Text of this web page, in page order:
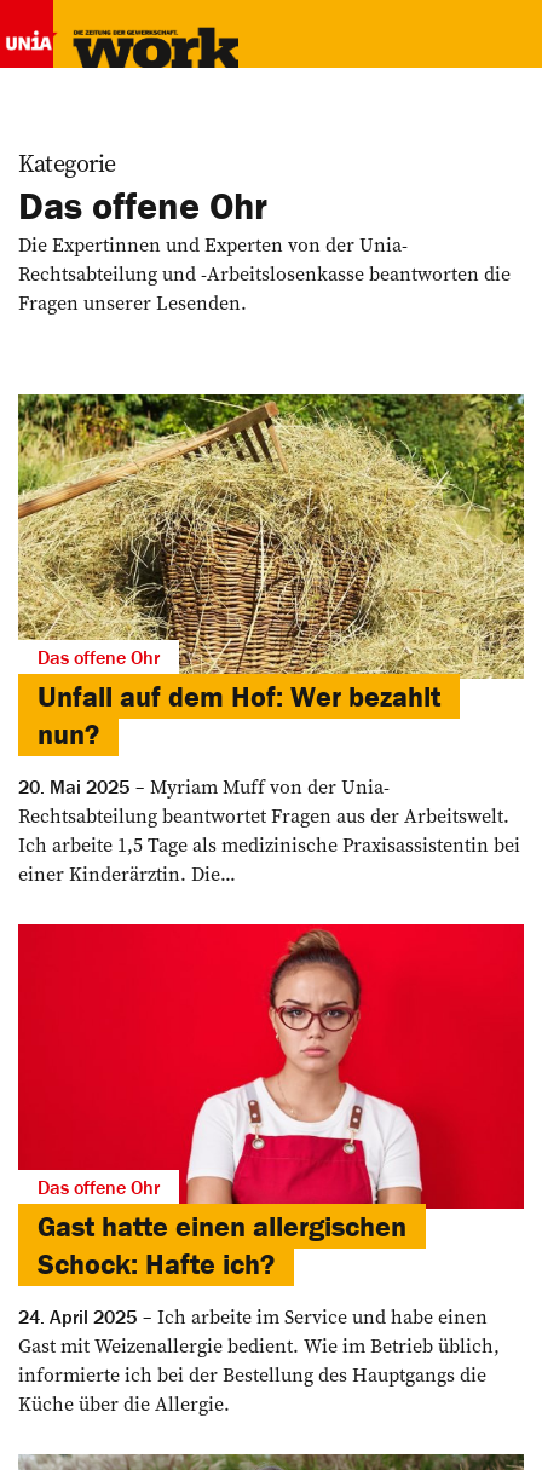
Kategorie
Das offene Ohr
Die Expertinnen und Experten von der Unia-
Rechtsabteilung und -Arbeitslosenkasse beantworten die
Fragen unserer Lesenden.
Das offene Ohr
Unfall auf dem Hof: Wer bezahlt
nun?
20. Mai 2025
Myriam Muff von der Unia-
Rechtsabteilung beantwortet Fragen aus der Arbeitswelt.
Ich arbeite 1,5 Tage als medizinische Praxisassistentin bei
einer Kinderärztin. Die...
Das offene Ohr
Gast hatte einen allergischen
Schock: Hafte ich?
24. April 2025
Ich arbeite im Service und habe einen
Gast mit Weizenallergie bedient. Wie im Betrieb üblich,
informierte ich bei der Bestellung des Hauptgangs die
Küche über die Allergie.